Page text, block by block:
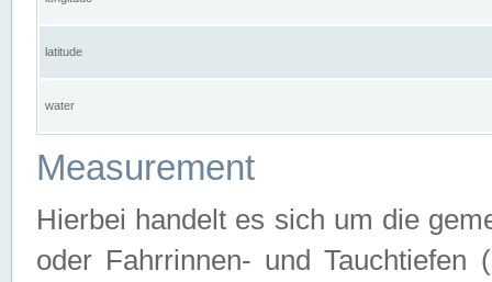
latitude
water
Measurement
Hierbei handelt es sich um die
oder Fahrrinnen- und Tauchtiefen